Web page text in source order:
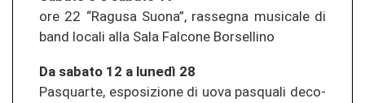
ore 22 “Ra­gu­sa Suona”, ras­seg­na mu­si­ca­le di
band lo­ca­li alla Sala Fal­co­ne Bor­sel­li­no
Da sa­ba­to 12 a lunedì 28
Pas­quar­te, es­po­si­zio­ne di uova pas­qua­li de­co­